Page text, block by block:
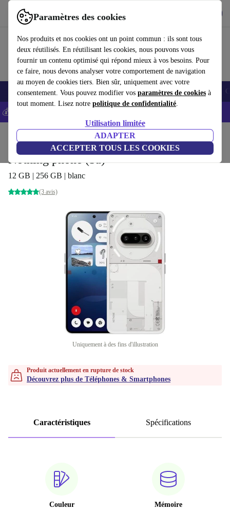
Paramètres des cookies
Nos produits et nos cookies ont un point commun : ils sont tous
deux réutilisés. En réutilisant les cookies, nous pouvons vous
fournir un contenu optimisé qui répond mieux à vos besoins. Pour
ce faire, nous devons analyser votre comportement de navigation
au moyen de cookies tiers. Bien sûr, uniquement avec votre
consentement. Vous pouvez modifier vos paramètres de cookies à
tout moment. Lisez notre politique de confidentialité.
Utilisation limitée
ADAPTER
ACCEPTER TOUS LES COOKIES
Utilisez refurbed rapidement et facilement
Smartphones Laptops Tablettes Montres connectées Accessoires
💰-5% EXTRA sur les iPhones – Code: IPHONEDEAL -
Téléphones & Smartphones
Nothing phone (3a)
12 GB | 256 GB | blanc
(3 avis)
Uniquement à des fins d'illustration
Produit actuellement en rupture de stock
Découvrez plus de Téléphones & Smartphones
Caractéristiques Spécifications
Couleur
Mémoire